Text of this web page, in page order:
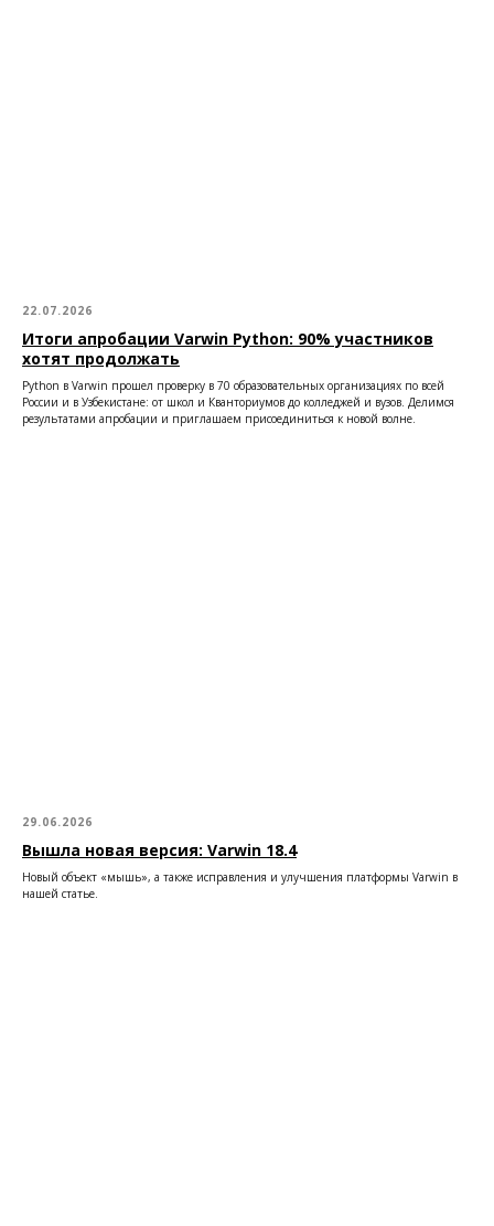
22.07.2026
Итоги апробации Varwin Python: 90% участников
хотят продолжать
Python в Varwin прошел проверку в 70 образовательных организациях по всей
России и в Узбекистане: от школ и Кванториумов до колледжей и вузов. Делимся
результатами апробации и приглашаем присоединиться к новой волне.
29.06.2026
Вышла новая версия: Varwin 18.4
Новый объект «мышь», а также исправления и улучшения платформы Varwin в
нашей статье.